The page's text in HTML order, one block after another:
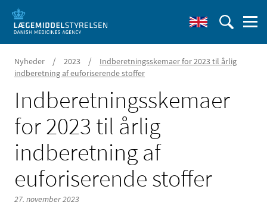
Nyheder / 2023 /
Indberetningsskemaer for 2023 til årlig
indberetning af euforiserende stoffer
Indberetningsskemaer
for 2023 til årlig
indberetning af
euforiserende stoffer
27. november 2023